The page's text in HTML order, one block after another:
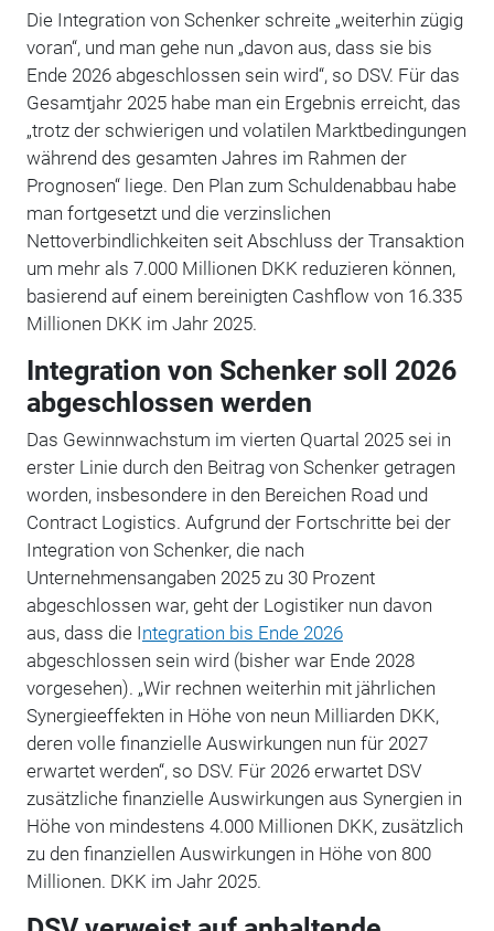
Die Integration von Schenker schreite „weiterhin zügig
voran“, und man gehe nun „davon aus, dass sie bis
Ende 2026 abgeschlossen sein wird“, so DSV. Für das
Gesamtjahr 2025 habe man ein Ergebnis erreicht, das
„trotz der schwierigen und volatilen Marktbedingungen
während des gesamten Jahres im Rahmen der
Prognosen“ liege. Den Plan zum Schuldenabbau habe
man fortgesetzt und die verzinslichen
Nettoverbindlichkeiten seit Abschluss der Transaktion
um mehr als 7.000 Millionen DKK reduzieren können,
basierend auf einem bereinigten Cashflow von 16.335
Millionen DKK im Jahr 2025.
Integration von Schenker soll 2026
abgeschlossen werden
Das Gewinnwachstum im vierten Quartal 2025 sei in
erster Linie durch den Beitrag von Schenker getragen
worden, insbesondere in den Bereichen Road und
Contract Logistics. Aufgrund der Fortschritte bei der
Integration von Schenker, die nach
Unternehmensangaben 2025 zu 30 Prozent
abgeschlossen war, geht der Logistiker nun davon
aus, dass die Integration bis Ende 2026
abgeschlossen sein wird (bisher war Ende 2028
vorgesehen). „Wir rechnen weiterhin mit jährlichen
Synergieeffekten in Höhe von neun Milliarden DKK,
deren volle finanzielle Auswirkungen nun für 2027
erwartet werden“, so DSV. Für 2026 erwartet DSV
zusätzliche finanzielle Auswirkungen aus Synergien in
Höhe von mindestens 4.000 Millionen DKK, zusätzlich
zu den finanziellen Auswirkungen in Höhe von 800
Millionen. DKK im Jahr 2025.